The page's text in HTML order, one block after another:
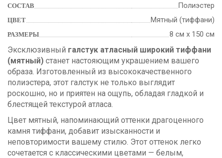
СОСТАВ Полиэстер
ЦВЕТ Мятный (тиффани)
РАЗМЕРЫ 8 см х 150 см
Эксклюзивный галстук атласный широкий тиффани
(мятный) станет настояющим украшением вашего
образа. Изготовленный из высококачественного
полиэстера, этот галстук не только выглядит
роскошно, но и приятен на ощупь, обладая гладкой и
блестящей текстурой атласа.
Цвет мятный, напоминающий оттенки драгоценного
камня тиффани, добавит изысканности и
неповторимости вашему стилю. Этот оттенок легко
сочетается с классическими цветами — белым,